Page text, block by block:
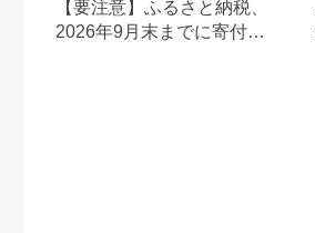
【要注意】ふるさと納税、
2026年9月末までに寄付し